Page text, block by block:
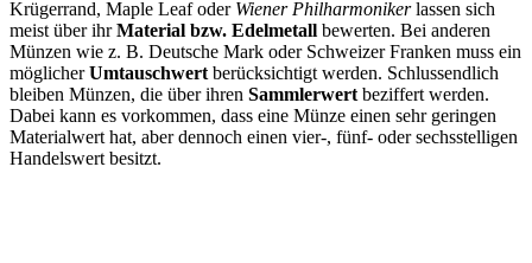
Krügerrand, Maple Leaf oder Wiener Philharmonikerlassen sich
meist über ihrMaterial bzw. Edelmetall bewerten. Bei anderen
Münzen wie z. B. Deutsche Mark oder Schweizer Franken muss ein
möglicherUmtauschwert berücksichtigt werden. Schlussendlich
bleiben Münzen, die über ihren Sammlerwert beziffert werden.
Dabei kann es vorkommen, dass eine Münze einen sehr geringen
Materialwert hat, aber dennoch einen vier-, fünf- oder sechsstelligen
Handelswert besitzt.